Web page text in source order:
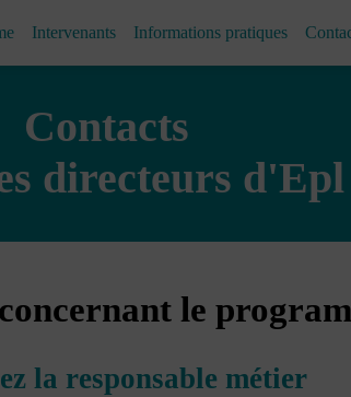
Intervenants Informations pratiques
Contacts
directeurs d'Epl
le
la responsable métier